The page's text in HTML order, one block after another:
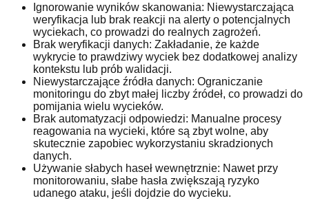
Ignorowanie wyników skanowania: Niewystarczająca
weryfikacja lub brak reakcji na alerty o potencjalnych
wyciekach, co prowadzi do realnych zagrożeń.
Brak weryfikacji danych: Zakładanie, że każde
wykrycie to prawdziwy wyciek bez dodatkowej analizy
kontekstu lub prób walidacji.
Niewystarczające źródła danych: Ograniczanie
monitoringu do zbyt małej liczby źródeł, co prowadzi do
pomijania wielu wycieków.
Brak automatyzacji odpowiedzi: Manualne procesy
reagowania na wycieki, które są zbyt wolne, aby
skutecznie zapobiec wykorzystaniu skradzionych
danych.
Używanie słabych haseł wewnętrznie: Nawet przy
monitorowaniu, słabe hasła zwiększają ryzyko
udanego ataku, jeśli dojdzie do wycieku.